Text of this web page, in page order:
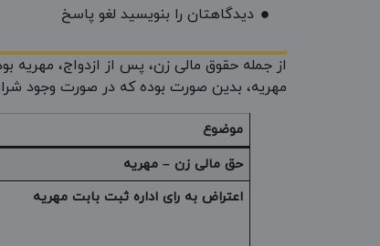
دیدگاهتان را بنویسید لغو پاسخ
از جمله حقوق مالی زن، پس از ازدواج، مهریه
مهریه، بدین صورت بوده که در صورت وجود
موضوع
حق مالی زن – مهریه
اعتراض به رای اداره ثبت بابت مهریه